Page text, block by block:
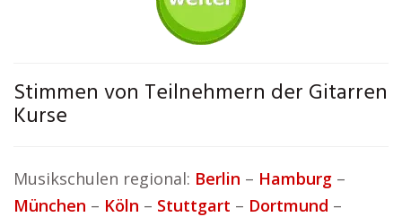
Stimmen von Teilnehmern der Gitarren
Kurse
Musikschulen regional: Berlin – Hamburg –
München – Köln – Stuttgart – Dortmund –